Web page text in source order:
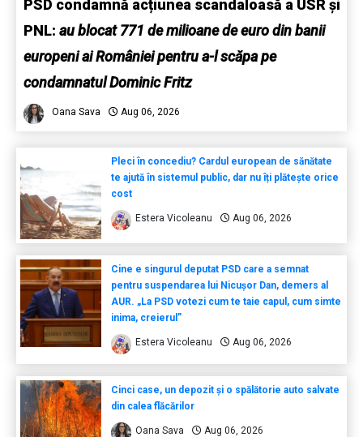
PSD condamnă acțiunea scandaloasă a USR și
PNL: au blocat 771 de milioane de euro din banii
europeni ai României pentru a-l scăpa pe
condamnatul Dominic Fritz
Oana Sava Aug 06, 2026
Pleci în concediu? Cardul european de sănătate
te ajută în sistemul public, dar nu îți plătește orice
cost
Estera Vicoleanu Aug 06, 2026
Cine e singurul deputat PSD care a semnat
pentru suspendarea lui Nicușor Dan, demers al
AUR. „La PSD votezi cum te taie capul, cum simte
inima, creierul”
Estera Vicoleanu Aug 06, 2026
Cinci case, un depozit și o spălătorie auto salvate
din calea flăcărilor
Oana Sava Aug 06, 2026